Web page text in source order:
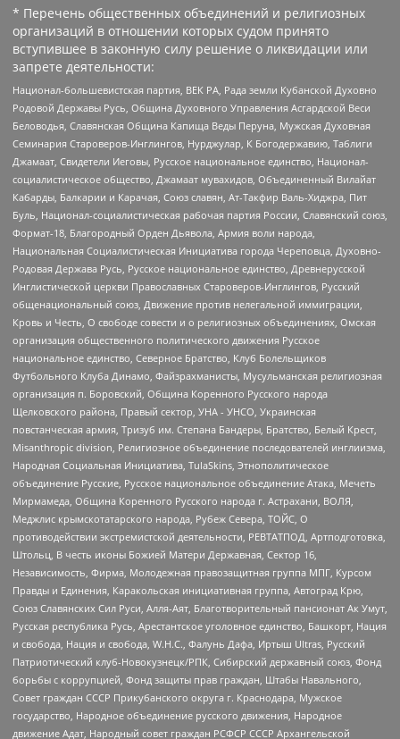
* Перечень общественных объединений и религиозных
организаций в отношении которых судом принято
вступившее в законную силу решение о ликвидации или
запрете деятельности:
Национал-большевистская партия, ВЕК РА, Рада земли Кубанской Духовно
Родовой Державы Русь, Община Духовного Управления Асгардской Веси
Беловодья, Славянская Община Капища Веды Перуна, Мужская Духовная
Семинария Староверов-Инглингов, Нурджулар, К Богодержавию, Таблиги
Джамаат, Свидетели Иеговы, Русское национальное единство, Национал-
социалистическое общество, Джамаат мувахидов, Объединенный Вилайат
Кабарды, Балкарии и Карачая, Союз славян, Ат-Такфир Валь-Хиджра, Пит
Буль, Национал-социалистическая рабочая партия России, Славянский союз,
Формат-18, Благородный Орден Дьявола, Армия воли народа,
Национальная Социалистическая Инициатива города Череповца, Духовно-
Родовая Держава Русь, Русское национальное единство, Древнерусской
Инглистической церкви Православных Староверов-Инглингов, Русский
общенациональный союз, Движение против нелегальной иммиграции,
Кровь и Честь, О свободе совести и о религиозных объединениях, Омская
организация общественного политического движения Русское
национальное единство, Северное Братство, Клуб Болельщиков
Футбольного Клуба Динамо, Файзрахманисты, Мусульманская религиозная
организация п. Боровский, Община Коренного Русского народа
Щелковского района, Правый сектор, УНА - УНСО, Украинская
повстанческая армия, Тризуб им. Степана Бандеры, Братство, Белый Крест,
Misanthropic division, Религиозное объединение последователей инглиизма,
Народная Социальная Инициатива, TulaSkins, Этнополитическое
объединение Русские, Русское национальное объединение Атака, Мечеть
Мирмамеда, Община Коренного Русского народа г. Астрахани, ВОЛЯ,
Меджлис крымскотатарского народа, Рубеж Севера, ТОЙС, О
противодействии экстремистской деятельности, РЕВТАТПОД, Артподготовка,
Штольц, В честь иконы Божией Матери Державная, Сектор 16,
Независимость, Фирма, Молодежная правозащитная группа МПГ, Курсом
Правды и Единения, Каракольская инициативная группа, Автоград Крю,
Союз Славянских Сил Руси, Алля-Аят, Благотворительный пансионат Ак Умут,
Русская республика Русь, Арестантское уголовное единство, Башкорт, Нация
и свобода, Нация и свобода, W.H.С., Фалунь Дафа, Иртыш Ultras, Русский
Патриотический клуб-Новокузнецк/РПК, Сибирский державный союз, Фонд
борьбы с коррупцией, Фонд защиты прав граждан, Штабы Навального,
Совет граждан СССР Прикубанского округа г. Краснодара, Мужское
государство, Народное объединение русского движения, Народное
движение Адат, Народный совет граждан РСФСР СССР Архангельской